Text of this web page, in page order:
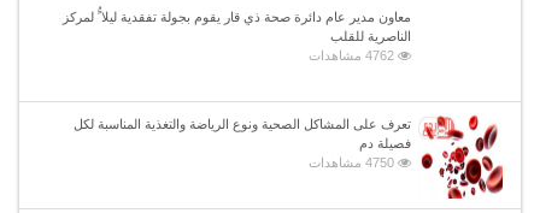
معاون مدير عام دائرة صحة ذي قار يقوم بجولة تفقدية ليلا ًُ لمركز
الناصرية للقلب
4762 مشاهدات
تعرف على المشاكل الصحية ونوع الرياضة والتغذية المناسبة لكل
فصيلة دم
4750 مشاهدات